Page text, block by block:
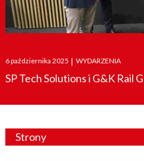
Posted
on
6 października 2025 | WYDARZENIA
SP Tech Solutions i G&K Rail
Strony